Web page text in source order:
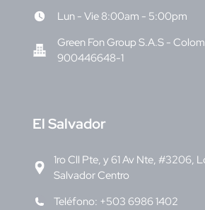
Lun - Vie 8:00am - 5:00pm
Green Fon Group S.A.S -
900446648-1
El Salvador
1ro Cll Pte, y 61 Av Nte, #3206,
Salvador Centro
Teléfono: +503 6986 1402